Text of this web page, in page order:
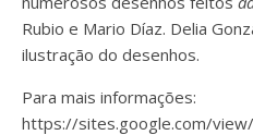
Rubio e Mario Díaz. Delia
ilustração do desenhos.
Para mais informações:
https://sites.google.com/